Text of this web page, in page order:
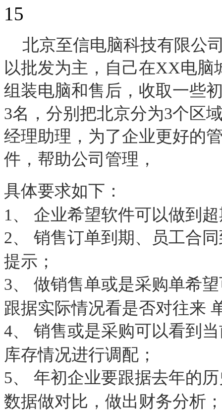
15
北京至信电脑科技有限公
以批发为主，自己在XX电脑
组装电脑和售后，收取一些
3名，分别把北京分为3个区
经理助理，为了企业更好的
件，帮助公司管理，
具体要求如下：
1、 企业希望软件可以做到
2、 销售订单到期、员工合
提示；
3、 做销售单或是采购单希
跟据实际情况看是否对往来
4、 销售或是采购可以看到
库存情况进行调配；
5、 年初企业要跟据去年的
数据做对比，做出财务分析